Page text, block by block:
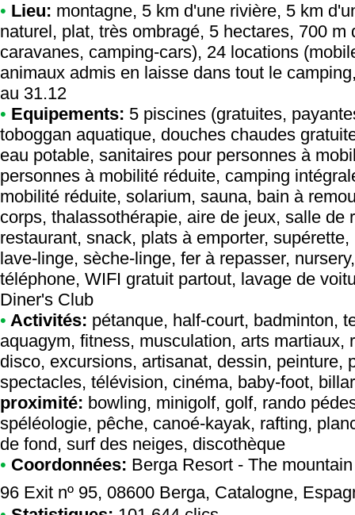
• Lieu: montagne, 5 km d'une rivière, 5 km
naturel, plat, très ombragé, 5 hectares, 700
caravanes, camping-cars), 24 locations
animaux admis en laisse dans tout le
au 31.12
• Equipements: 5 piscines (gratuites,
toboggan aquatique, douches chaudes
eau potable, sanitaires pour personnes à
personnes à mobilité réduite, camping
mobilité réduite, solarium, sauna, bain à
corps, thalassothérapie, aire de jeux, salle de
restaurant, snack, plats à emporter,
lave-linge, sèche-linge, fer à repasser,
téléphone, WIFI gratuit partout, lavage de
Diner's Club
• Activités: pétanque, half-court, badminton,
aquagym, fitness, musculation, arts martiaux,
disco, excursions, artisanat, dessin, peinture,
spectacles, télévision, cinéma, baby-foot,
proximité: bowling, minigolf, golf, rando
spéléologie, pêche, canoé-kayak, rafting,
de fond, surf des neiges, discothèque
• Coordonnées: Berga Resort - The
96 Exit nº 95, 08600 Berga, Catalogne,